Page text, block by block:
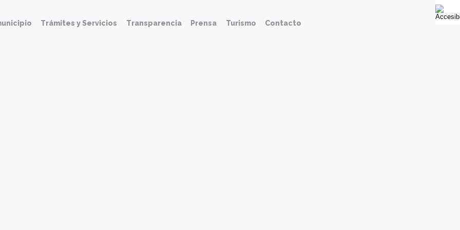
Trámites y Servicios Transparencia Prensa Turismo Contacto